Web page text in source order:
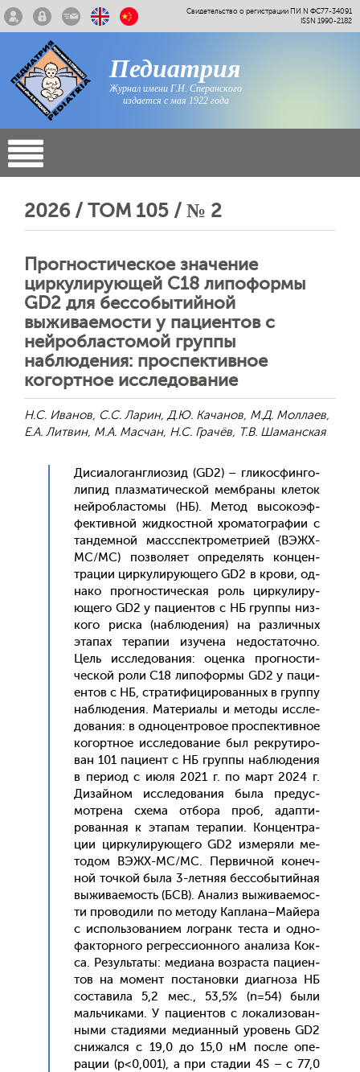
Свидетельство о регистрации ПИ N ФС77-34091
ISSN 1990-2182
Педиатрия
Журнал имени Г.Н. Сперанского
издается с мая 1922 года
2026 / ТОМ 105 / № 2
Прогностическое значение
циркулирующей C18 липоформы
GD2 для бессобытийной
выживаемости у пациентов с
нейробластомой группы
наблюдения: проспективное
когортное исследование
Н.С. Иванов, С.С. Ларин, Д.Ю. Качанов, М.Д. Моллаев,
Е.А. Литвин, М.А. Масчан, Н.С. Грачёв, Т.В. Шаманская
Ди­си­ало­ган­гли­озид (GD2) – гли­кос­финго­
липид плаз­ма­тичес­кой мем­бра­ны кле­ток
ней­роб­ласто­мы (НБ). Ме­тод вы­соко­эф­
фектив­ной жид­кос­тной хро­матог­ра­фии с
тан­демной масс­спек­тро­мет­ри­ей (ВЭЖХ-
МС/МС) поз­во­ля­ет оп­ре­делять кон­цен­
тра­ции цир­ку­лиру­юще­го GD2 в кро­ви, од­
на­ко прог­ности­чес­кая роль цир­ку­лиру­
юще­го GD2 у па­ци­ен­тов с НБ груп­пы низ­
ко­го рис­ка (наб­лю­дения) на раз­личных
эта­пах те­рапии изу­чена не­дос­та­точ­но.
Цель ис­сле­дова­ния: оцен­ка прог­ности­
чес­кой ро­ли C18 ли­пофор­мы GD2 у па­ци­
ен­тов с НБ, стра­тифи­циро­ван­ных в груп­пу
наб­лю­дения. Ма­тери­алы и ме­тоды ис­сле­
дова­ния: в од­но­цен­тро­вое прос­пектив­ное
ко­гор­тное ис­сле­дова­ние был рек­ру­тиро­
ван 101 па­ци­ент с НБ груп­пы наб­лю­дения
в пе­ри­од с и­юля 2021 г. по март 2024 г.
Ди­зай­ном ис­сле­дова­ния бы­ла пре­дус­
мотре­на схе­ма от­бо­ра проб, адап­ти­
рован­ная к эта­пам те­рапии. Кон­цен­тра­
ции цир­ку­лиру­юще­го GD2 из­ме­ряли ме­
тодом ВЭЖХ-МС/МС. Пер­вичной ко­неч­
ной точ­кой бы­ла 3-лет­няя бес­со­бытий­ная
вы­жива­емость (БСВ). Ана­лиз вы­жива­емос­
ти про­води­ли по ме­тоду Кап­ла­на–Май­ера
с ис­поль­зо­вани­ем лог­ранк тес­та и од­но­
фак­торно­го рег­ресси­он­но­го ана­лиза Кок­
са. Ре­зуль­та­ты: ме­ди­ана воз­раста па­ци­ен­
тов на мо­мент пос­та­нов­ки ди­аг­но­за НБ
сос­та­вила 5,2 мес., 53,5% (n=54) бы­ли
маль­чи­ками. У па­ци­ен­тов с ло­кали­зован­
ны­ми ста­ди­ями ме­ди­ан­ный уро­вень GD2
сни­жал­ся с 19,0 до 15,0 нМ пос­ле опе­
рации (p<0,001), а при ста­дии 4S – с 77,0